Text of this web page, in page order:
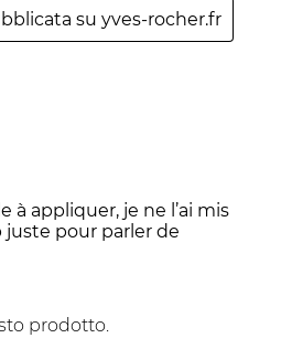
su yves-rocher.fr
à appliquer, je ne l’ai mis
pour parler de
prodotto.